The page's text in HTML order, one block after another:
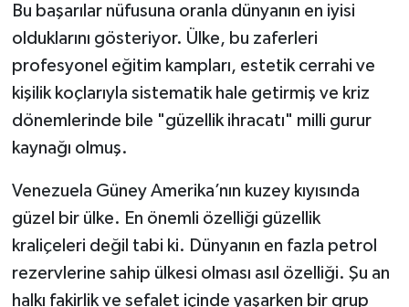
Bu başarılar nüfusuna oranla dünyanın en iyisi
olduklarını gösteriyor. Ülke, bu zaferleri
profesyonel eğitim kampları, estetik cerrahi ve
kişilik koçlarıyla sistematik hale getirmiş ve kriz
dönemlerinde bile "güzellik ihracatı" milli gurur
kaynağı olmuş.
Venezuela Güney Amerika’nın kuzey kıyısında
güzel bir ülke. En önemli özelliği güzellik
kraliçeleri değil tabi ki. Dünyanın en fazla petrol
rezervlerine sahip ülkesi olması asıl özelliği. Şu an
halkı fakirlik ve sefalet içinde yaşarken bir grup